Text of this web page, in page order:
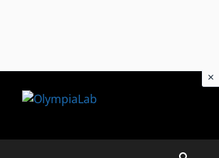
×